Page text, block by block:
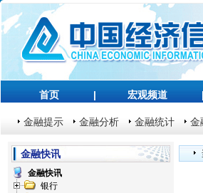
首页 | 宏观频道 |
金融提示 金融分析 金融统计 金
金融快讯
金融快讯
银行